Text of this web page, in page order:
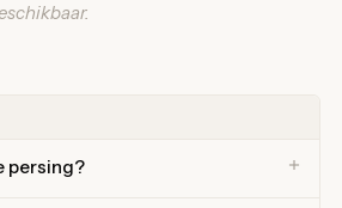
persing?